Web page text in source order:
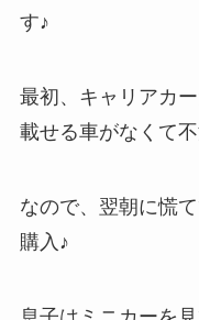
す♪
最初、キャリアカ
載せる車がなくて不
なので、翌朝に慌
購入♪